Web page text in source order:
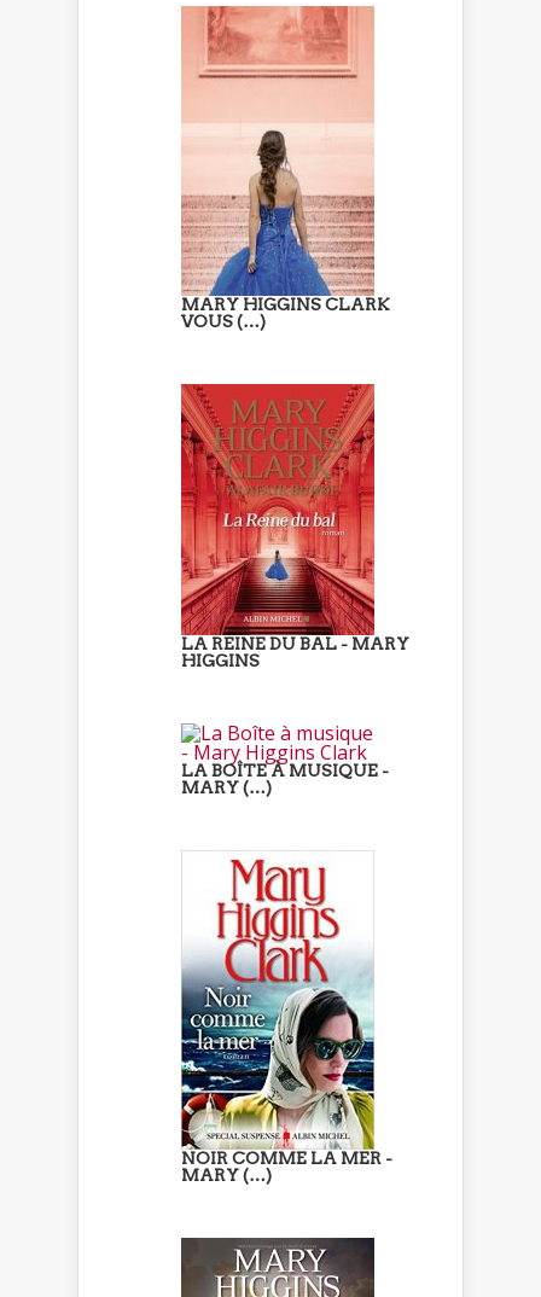
MARY HIGGINS CLARK
VOUS (…)
LA REINE DU BAL - MARY
HIGGINS
LA BOÎTE À MUSIQUE -
MARY (…)
NOIR COMME LA MER -
MARY (…)